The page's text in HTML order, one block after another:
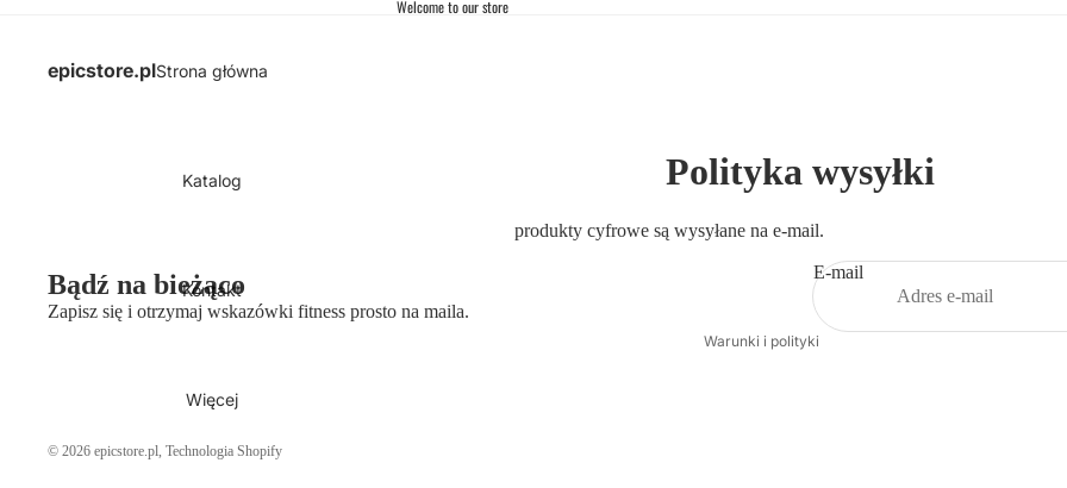
Welcome to our store
epicstore.plStrona główna
Katalog
Kontakt
Więcej
Polityka wysyłki
produkty cyfrowe są wysyłane na e-mail.
Bądź na bieżąco
Zapisz się i otrzymaj wskazówki fitness prosto na maila.
E-mail
© 2026 epicstore.pl, Technologia Shopify
Warunki i polityki
Polityka zwrotu kosztów
Warunki świadczenia usług
Dane kontaktowe
Polityka wysyłki